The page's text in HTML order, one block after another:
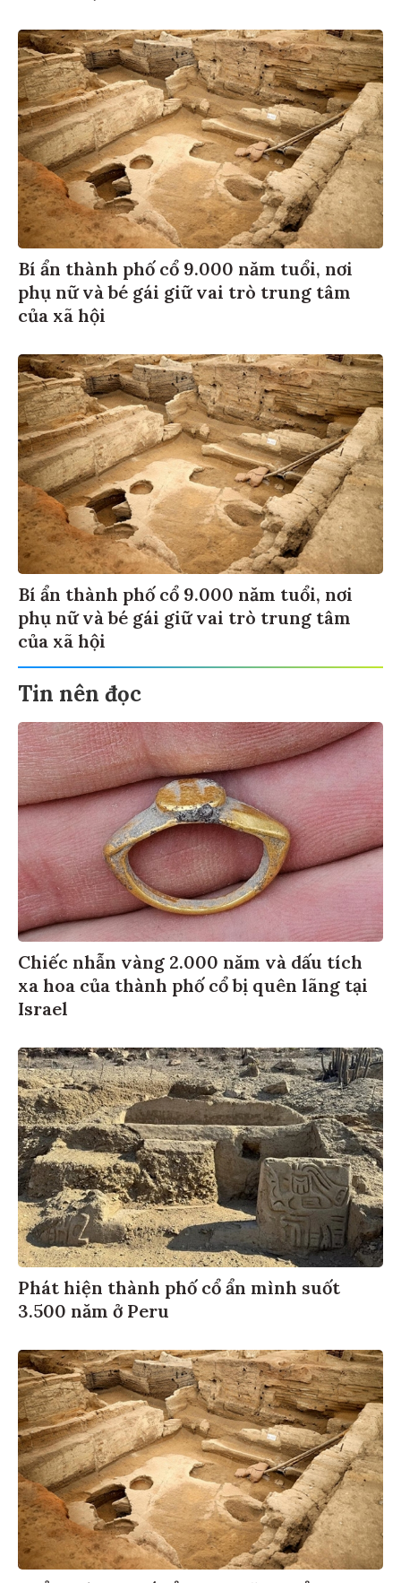
Bí ẩn thành phố cổ 9.000 năm tuổi, nơi
phụ nữ và bé gái giữ vai trò trung tâm
của xã hội
Bí ẩn thành phố cổ 9.000 năm tuổi, nơi
phụ nữ và bé gái giữ vai trò trung tâm
của xã hội
Tin nên đọc
Chiếc nhẫn vàng 2.000 năm và dấu tích
xa hoa của thành phố cổ bị quên lãng tại
Israel
Phát hiện thành phố cổ ẩn mình suốt
3.500 năm ở Peru